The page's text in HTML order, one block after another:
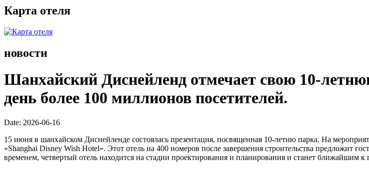
Карта отеля
новости
Шанхайский Диснейленд отмечает свою 10-
день более 100 миллионов посетителей.
Date: 2026-06-16
15 июня в шанхайском Диснейленде состоялась презентация, посвященная 10-летию парка. На
«Shanghai Disney Wish Hotel». Этот отель на 400 номеров после завершения строительства предложит
временем, четвертый отель находится на стадии проектирования и планирования и станет ближайшим к